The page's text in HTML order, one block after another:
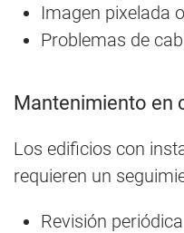
Imagen pixelada
Problemas de
Mantenimiento en
Los edificios con
requieren un
Revisión